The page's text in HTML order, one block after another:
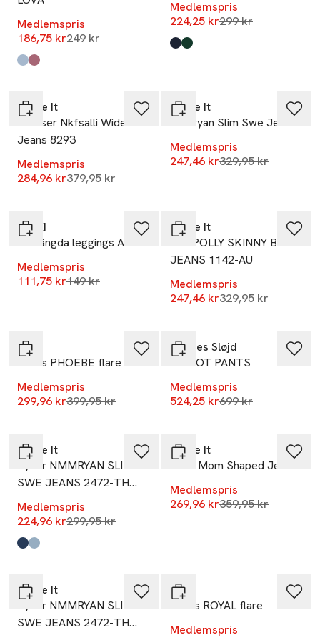
Medlemspris
186,75 krLägsta pris 30 dagar
249 kr
Produkten finns i färgerna:
Blue,
Pink,
Medlemspris
224,25 krLägsta pris 30
299 kr
Produkten finns i färgerna:
Navy 2
Green
Name It
Trouser Nkfsalli Wide
Jeans 8293
Medlemspris
284,96 krLägsta pris 30 dagar
379,95 kr
Name It
Nkmryan Slim Swe Jeans
Medlemspris
247,46 krLägsta pris 30
329,95 kr
RIKIKI
Utsvängda leggings ALBA
Medlemspris
111,75 krLägsta pris 30 dagar
149 kr
Name It
NKFPOLLY SKINNY BOOT
JEANS 1142-AU
Medlemspris
247,46 krLägsta pris 30
329,95 kr
Only
Jeans PHOEBE flare
Medlemspris
299,96 krLägsta pris 30 dagar
399,95 kr
-25%
Konges Sløjd
MAGOT PANTS
Medlemspris
524,25 krLägsta pris 30
699 kr
Name It
Byxor NMMRYAN SLIM
SWE JEANS 2472-TH
NOO
Medlemspris
224,96 krLägsta pris 30 dagar
299,95 kr
Produkten finns i färgerna:
Dark Blue Denim
Light Blue Denim
Name It
Bella Mom Shaped Jeans
Medlemspris
269,96 krLägsta pris 30
359,95 kr
Name It
Byxor NMMRYAN SLIM
SWE JEANS 2472-TH
Only
Jeans ROYAL flare
Medlemspris